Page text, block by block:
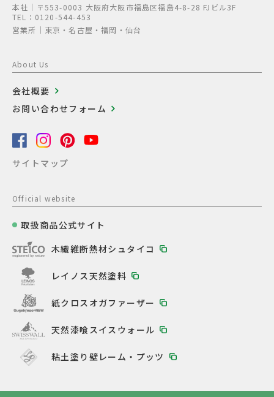
本社│〒553-0003 大阪府大阪市福島区福島4-8-28 FJビル3F
TEL：0120-544-453
営業所│東京・名古屋・福岡・仙台
About Us
会社概要
お問い合わせフォーム
サイトマップ
Official website
取扱商品公式サイト
木繊維断熱材シュタイコ
レイノス天然塗料
紙クロスオガファーザー
天然漆喰スイスウォール
粘土塗り壁レーム・プッツ